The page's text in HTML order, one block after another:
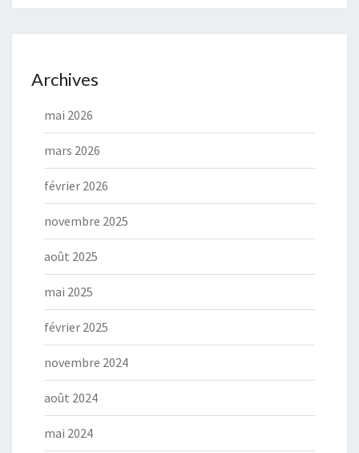
Archives
mai 2026
mars 2026
février 2026
novembre 2025
août 2025
mai 2025
février 2025
novembre 2024
août 2024
mai 2024